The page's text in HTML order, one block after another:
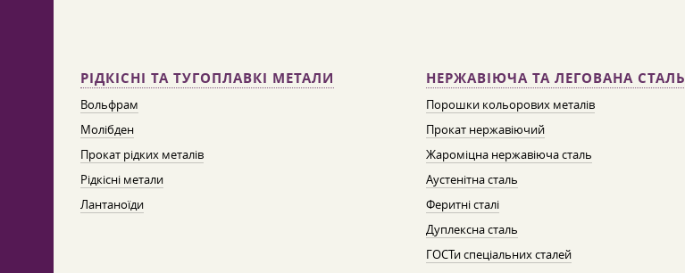
РІДКІСНІ ТА ТУГОПЛАВКІ МЕТАЛИ
Вольфрам
Молібден
Прокат рідких металів
Рідкісні метали
Лантаноїди
НЕРЖАВІЮЧА ТА ЛЕГОВАНА СТАЛЬ
Порошки кольорових металів
Прокат нержавіючий
Жароміцна нержавіюча сталь
Аустенітна сталь
Феритні сталі
Дуплексна сталь
ГОСТи спеціальних сталей